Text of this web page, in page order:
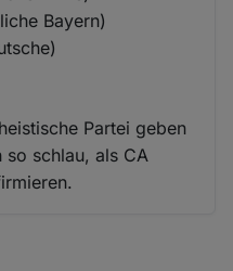
Bayern)
Partei geben
schlau, als CA